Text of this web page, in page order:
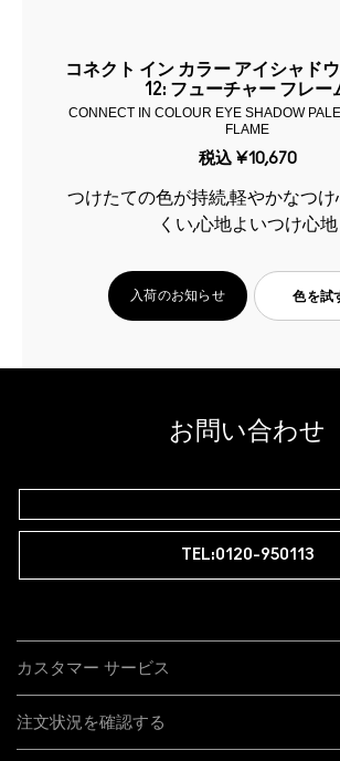
コネクト イン カラー アイシャド
12: フューチャー フレー
CONNECT IN COLOUR EYE SHADOW
FLAME
税込 ¥10,670
つけたての色が持続,軽やかなつけ心地,ヨレに
くい,心地よいつけ心地
入荷のお知らせ 色を試
お問い合わせ
TEL:0120-950113
カスタマー サービス
注文状況を確認する